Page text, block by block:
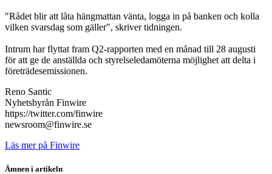
"Rådet blir att låta hängmattan vänta, logga in på banken och kolla
vilken svarsdag som gäller", skriver tidningen.
Intrum har flyttat fram Q2-rapporten med en månad till 28 augusti
för att ge de anställda och styrelseledamöterna möjlighet att delta i
företrädesemissionen.
Reno Santic
Nyhetsbyrån Finwire
https://twitter.com/finwire
newsroom@finwire.se
Läs mer på Finwire
Ämnen i artikeln